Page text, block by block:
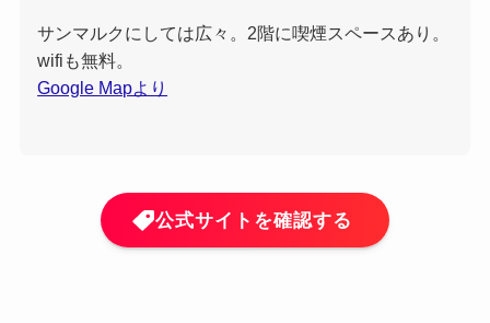
サンマルクにしては広々。2階に喫煙スペースあり。
wifiも無料。
Google Mapより
公式サイトを確認する